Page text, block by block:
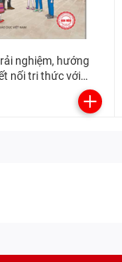
nghiệm, hướng
nối tri thức với